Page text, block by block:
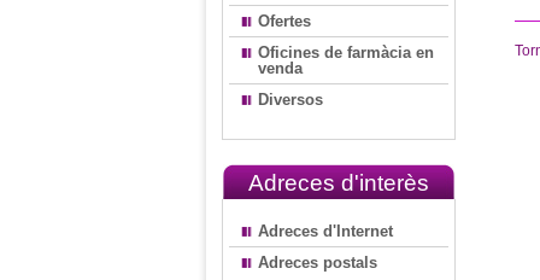
Ofertes
Oficines de farmàcia en
venda
Diversos
Adreces d'interès
Adreces d'Internet
Adreces postals